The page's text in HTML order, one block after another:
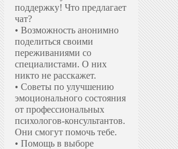
поддержку! Что предлагает
чат?
• Возможность анонимно
поделиться своими
переживаниями со
специалистами. О них
никто не расскажет.
• Советы по улучшению
эмоционального состояния
от профессиональных
психологов-консультантов.
Они смогут помочь тебе.
• Помощь в выборе